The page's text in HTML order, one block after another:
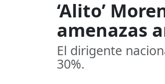
‘Alito’
amenazas
El dirigente
30%.